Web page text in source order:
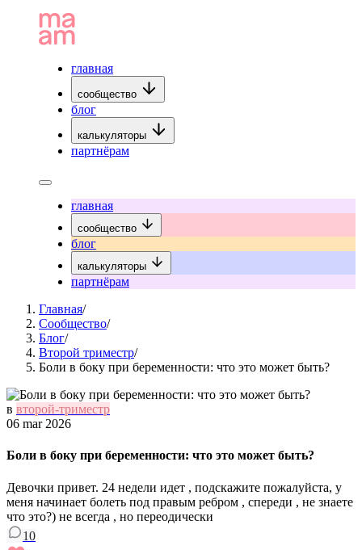
главная
сообщество
блог
калькуляторы
партнёрам
главная
сообщество
блог
калькуляторы
партнёрам
Главная/
Сообщество/
Блог/
Второй триместр/
Боли в боку при беременности: что это может быть?
в второй-триместр
06 mar 2026
Боли в боку при беременности: что это может быть?
Девочки привет. 24 недели идет , подскажите пожалуйста, у
меня начинает болеть под правым ребром , спереди , не знаете
что это?) не всегда , но переодически
10